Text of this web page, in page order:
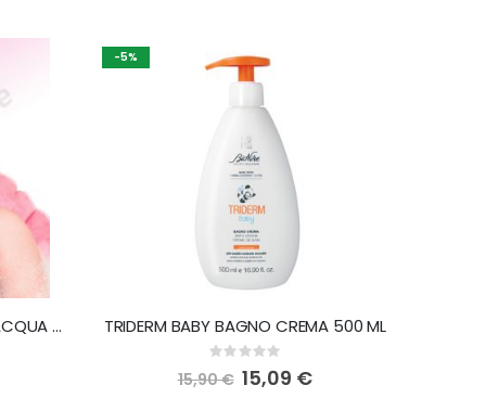
FIOCCHI DI RISO COFANETTO ACQUA PROFUMATA TALCO SENZA ALCOOL 50 ML + DOU DOU FIOCCO
-5%
TRIDERM BABY BAGNO CREMA 500 ML
Rating:
0%
15,90 € Special
Price
15,09 €